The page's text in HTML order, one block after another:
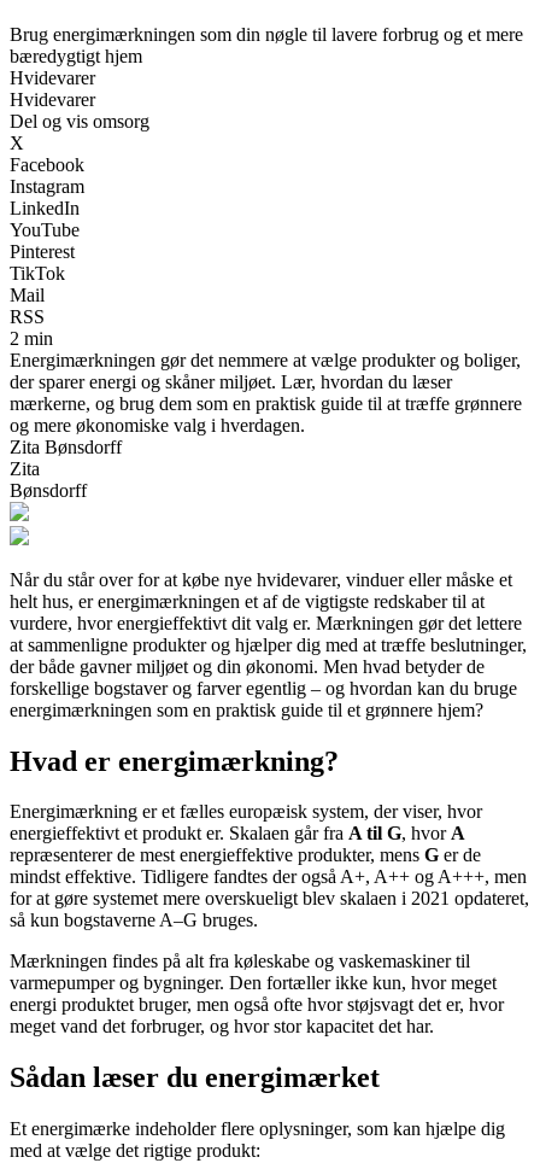
Brug energimærkningen som din nøgle til lavere forbrug og et mere
bæredygtigt hjem
Hvidevarer
Hvidevarer
Del og vis omsorg
X
Facebook
Instagram
LinkedIn
YouTube
Pinterest
TikTok
Mail
RSS
2 min
Energimærkningen gør det nemmere at vælge produkter og boliger,
der sparer energi og skåner miljøet. Lær, hvordan du læser
mærkerne, og brug dem som en praktisk guide til at træffe grønnere
og mere økonomiske valg i hverdagen.
Zita Bønsdorff
Zita
Bønsdorff
Når du står over for at købe nye hvidevarer, vinduer eller måske et
helt hus, er energimærkningen et af de vigtigste redskaber til at
vurdere, hvor energieffektivt dit valg er. Mærkningen gør det lettere
at sammenligne produkter og hjælper dig med at træffe beslutninger,
der både gavner miljøet og din økonomi. Men hvad betyder de
forskellige bogstaver og farver egentlig – og hvordan kan du bruge
energimærkningen som en praktisk guide til et grønnere hjem?
Hvad er energimærkning?
Energimærkning er et fælles europæisk system, der viser, hvor
energieffektivt et produkt er. Skalaen går fra A til G, hvorA
repræsenterer de mest energieffektive produkter, mens G er de
mindst effektive. Tidligere fandtes der også A+, A++ og A+++, men
for at gøre systemet mere overskueligt blev skalaen i 2021 opdateret,
så kun bogstaverne A–G bruges.
Mærkningen findes på alt fra køleskabe og vaskemaskiner til
varmepumper og bygninger. Den fortæller ikke kun, hvor meget
energi produktet bruger, men også ofte hvor støjsvagt det er, hvor
meget vand det forbruger, og hvor stor kapacitet det har.
Sådan læser du energimærket
Et energimærke indeholder flere oplysninger, som kan hjælpe dig
med at vælge det rigtige produkt: